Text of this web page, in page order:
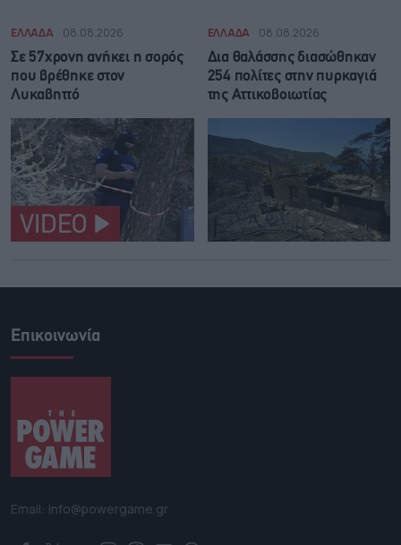
ΕΛΛΑΔΑ 08.08.2026
Σε 57χρονη ανήκει η σορός
που βρέθηκε στον
Λυκαβηττό
VIDEO
ΕΛΛΑΔΑ 08.08.2026
Δια θαλάσσης διασώθηκαν
254 πολίτες στην πυρκαγιά
της Αττικοβοιωτίας
Επικοινωνία
Email: info@powergame.gr